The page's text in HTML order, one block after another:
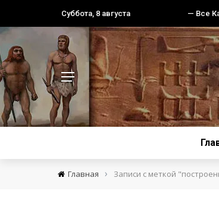
Суббота, 8 августа — Все
Главная › Записи с меткой